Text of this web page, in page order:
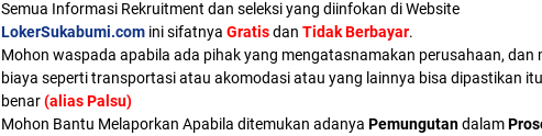
Semua Informasi Rekruitment dan seleksi yang diinfokan di Website
LokerSukabumi.com ini sifatnya Gratisdan Tidak Berbayar.
Mohon waspada apabila ada pihak yang mengatasnamakan perusahaan, dan
biaya seperti transportasi atau akomodasi atau yang lainnya bisa dipastikan
benar(alias Palsu)
Mohon Bantu Melaporkan Apabila ditemukan adanya Pemungutandalam